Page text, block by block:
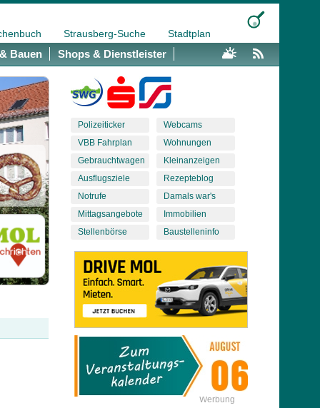
Strausberg-Suche Stadtplan
Bauen Shops & Dienstleister
Polizeiticker
VBB Fahrplan
Gebrauchtwagen
Ausflugsziele
Notrufe
Mittagsangebote
Stellenbörse
Webcams
Wohnungen
Kleinanzeigen
Rezepteblog
Damals war's
Immobilien
Baustelleninfo
Werbung